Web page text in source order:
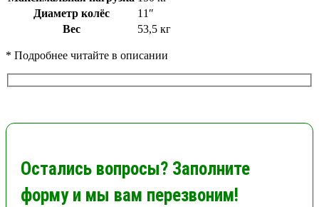
Диаметр колёс
11″
Вес
53,5 кг
* Подробнее читайте в описании
Остались вопросы? Заполните
форму и мы вам перезвоним!